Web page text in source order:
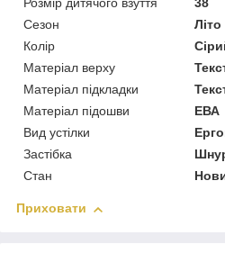
Розмір дитячого взуття
38
Сезон
Літо
Колір
Матеріал верху
Матеріал підкладки
Матеріал підошви
ЕВА
Вид устілки
Застібка
Стан
Приховати